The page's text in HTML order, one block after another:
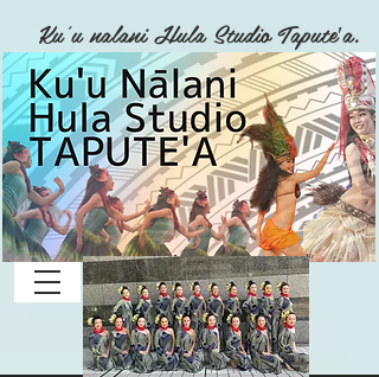
Ku'u nalani Hula Studio Tapute′a.